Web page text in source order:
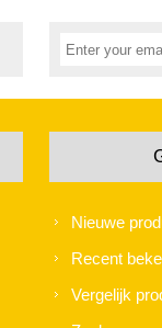
Nieuwe
Recent
Vergelijk